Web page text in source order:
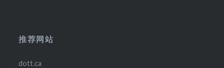
推荐网站
dott.ca